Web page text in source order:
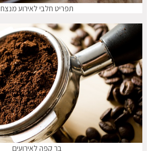
תפריט חלבי לאירוע מנצח
בר קפה לאירועים